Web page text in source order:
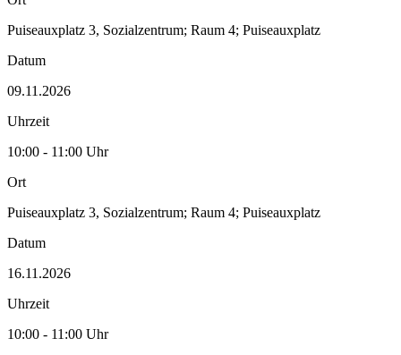
Puiseauxplatz 3, Sozialzentrum; Raum 4; Puiseauxplatz
Datum
09.11.2026
Uhrzeit
10:00 - 11:00 Uhr
Ort
Puiseauxplatz 3, Sozialzentrum; Raum 4; Puiseauxplatz
Datum
16.11.2026
Uhrzeit
10:00 - 11:00 Uhr